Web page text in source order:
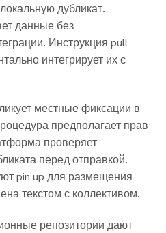
дубликат.
данные без
Инструкция pull
интегрирует их с
местные фиксации в
предполагает прав
проверяет
перед отправкой.
pin up для размещения
текстом с коллективом.
репозитории дают